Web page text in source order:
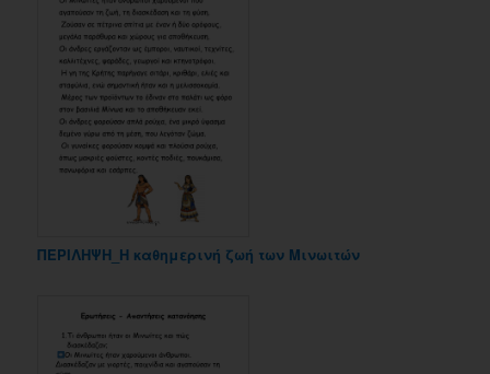
ΠΕΡΙΛΗΨΗ_Η καθημερινή ζωή των Μινωιτών